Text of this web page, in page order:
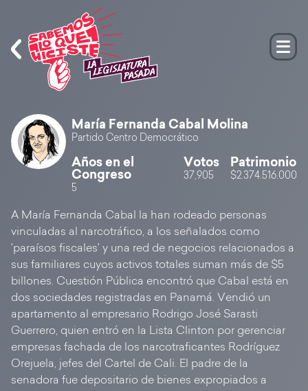
María Fernanda Cabal Molina
Partido Centro Democrático
Años en el
Congreso
5
Votos
37,905
Patrimonio
$2.374.516.000
A María Fernanda Cabal la han rodeado personas
vinculadas al narcotráfico, a los señalados como
'paraísos fiscales' y una red de negocios relacionados a
sus familiares cuyos activos totales suman más de $5
billones. Cuestión Pública encontró que Cabal está en
dos sociedades registradas en Panamá. Vendió un
apartamento al empresario Rodrigo José Sarasti
Guerrero, quien entró en la Lista Clinton por gerenciar
empresas fachada de los narcotraficantes Rodríguez
Orejuela, jefes del Cartel de Cali. El padre de la
senadora fue depositario de bienes expropiados a